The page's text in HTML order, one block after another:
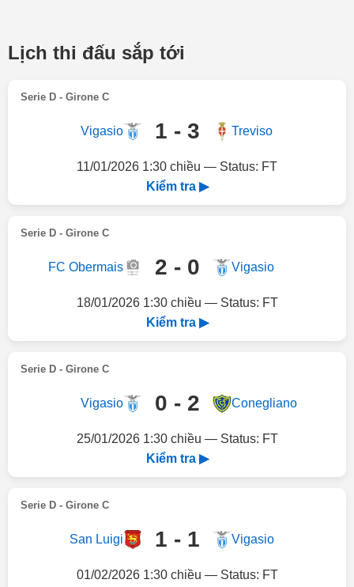
Lịch thi đấu sắp tới
Serie D - Girone C
Vigasio 1 - 3 Treviso
11/01/2026 1:30 chiều — Status: FT
Kiểm tra ▶
Serie D - Girone C
FC Obermais 2 - 0 Vigasio
18/01/2026 1:30 chiều — Status: FT
Kiểm tra ▶
Serie D - Girone C
Vigasio 0 - 2 Conegliano
25/01/2026 1:30 chiều — Status: FT
Kiểm tra ▶
Serie D - Girone C
San Luigi 1 - 1 Vigasio
01/02/2026 1:30 chiều — Status: FT